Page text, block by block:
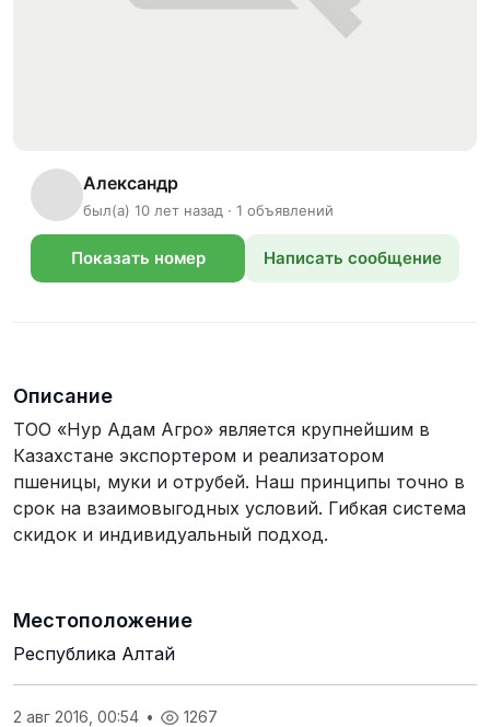
Александр
был(а) 10 лет назад · 1 объявлений
Показать номер Написать сообщение
Описание
ТО­­О «Нур Адам Агро» является крупнейшим в
Казахстане экспортером и реализатором
пшеницы, муки и отрубей. Наш принципы точно в
срок на взаимовыгодных условий. Гибкая система
скидок и индивидуальный подход.
Местоположение
Республика Алтай
2 авг 2016, 00:54 • 1267